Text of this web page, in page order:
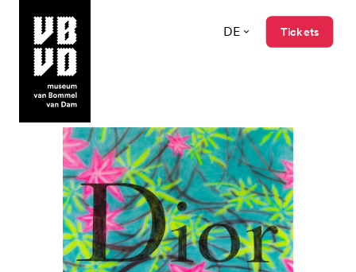
museum van Bommel van Dam
DE Tickets